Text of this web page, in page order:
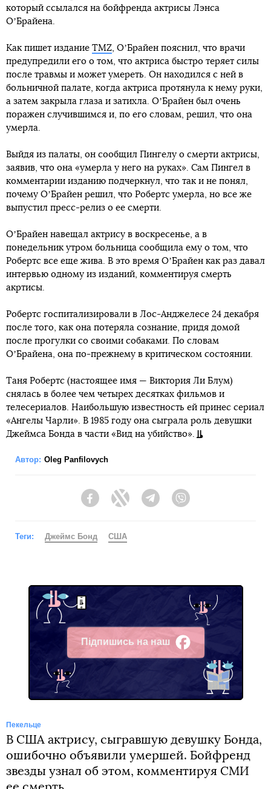
который ссылался на бойфренда актрисы Лэнса
ОʼБрайена.
Как пишет издание TMZ , ОʼБрайен пояснил, что врачи
предупредили его о том, что актриса быстро теряет силы
после травмы и может умереть. Он находился с ней в
больничной палате, когда актриса протянула к нему руки,
а затем закрыла глаза и затихла. ОʼБрайен был очень
поражен случившимся и, по его словам, решил, что она
умерла.
Выйдя из палаты, он сообщил Пингелу о смерти актрисы,
заявив, что она «умерла у него на руках». Сам Пингел в
комментарии изданию подчеркнул, что так и не понял,
почему ОʼБрайен решил, что Робертс умерла, но все же
выпустил пресс-релиз о ее смерти.
ОʼБрайен навещал актрису в воскресенье, а в
понедельник утром больница сообщила ему о том, что
Робертс все еще жива. В это время ОʼБрайен как раз давал
интервью одному из изданий, комментируя смерть
акртисы.
Робертс госпитализировали в Лос-Анджелесе 24 декабря
после того, как она потеряла сознание, придя домой
после прогулки со своими собаками. По словам
ОʼБрайена, она по-прежнему в критическом состоянии.
Таня Робертс (настоящее имя — Виктория Ли Блум)
снялась в более чем четырех десятках фильмов и
телесериалов. Наибольшую известность ей принес сериал
«Ангелы Чарли». В 1985 году она сыграла роль девушки
Джеймса Бонда в части «Вид на убийство».
Автор: Oleg Panfilovych
FacebookTwitter Telegram
Теги: Джеймс Бонд США
Підпишись на наш
Facebook
Пекельце
В США актрису, сыгравшую девушку Бонда,
ошибочно объявили умершей. Бойфренд
звезды узнал об этом, комментируя СМИ